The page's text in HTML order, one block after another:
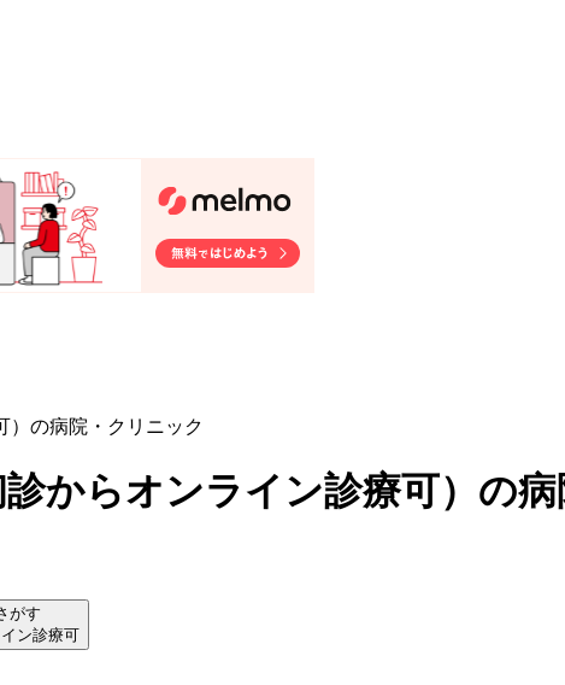
）の病院・クリニック
からオンライン診療可） の
がす
ン診療可